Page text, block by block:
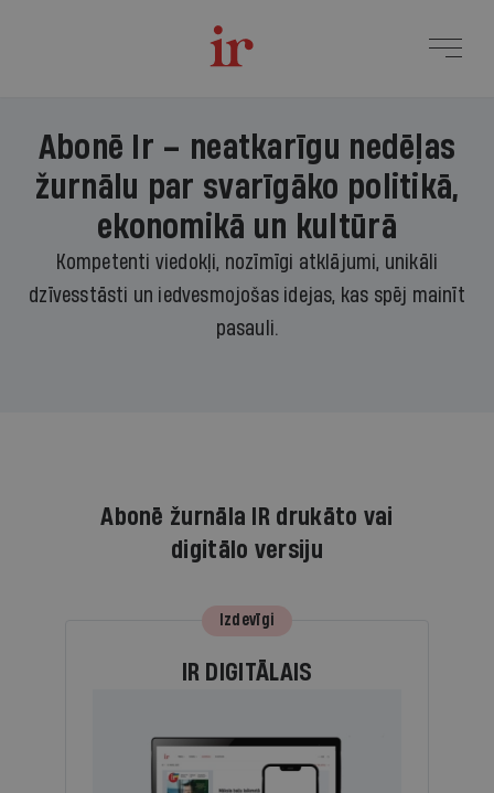
Abonē Ir – neatkarīgu nedēļas
žurnālu par svarīgāko politikā,
ekonomikā un kultūrā
Kompetenti viedokļi, nozīmīgi atklājumi, unikāli
dzīvesstāsti un iedvesmojošas idejas, kas spēj mainīt
pasauli.
Abonē žurnāla IR drukāto vai
digitālo versiju
Izdevīgi
IR DIGITĀLAIS